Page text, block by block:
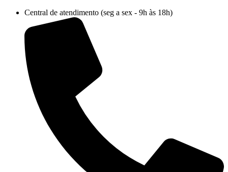
conteúdo
Central de atendimento (seg a sex - 9h às 18h)